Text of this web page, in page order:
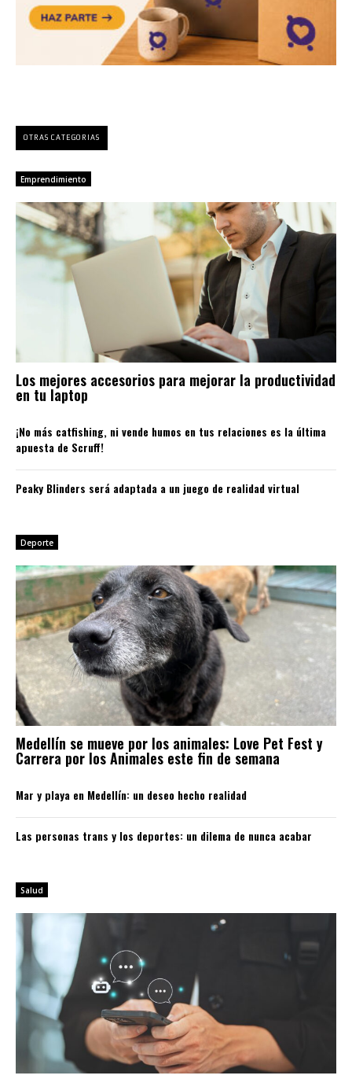
OTRAS CATEGORIAS
Emprendimiento
Los mejores accesorios para mejorar la productividad
en tu laptop
¡No más catfishing, ni vende humos en tus relaciones es la última
apuesta de Scruff!
Peaky Blinders será adaptada a un juego de realidad virtual
Deporte
Medellín se mueve por los animales: Love Pet Fest y
Carrera por los Animales este fin de semana
Mar y playa en Medellín: un deseo hecho realidad
Las personas trans y los deportes: un dilema de nunca acabar
Salud